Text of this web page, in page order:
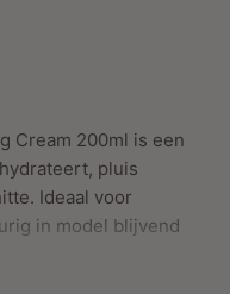
Cream 200ml is een
pluis
Ideaal voor
in model blijvend